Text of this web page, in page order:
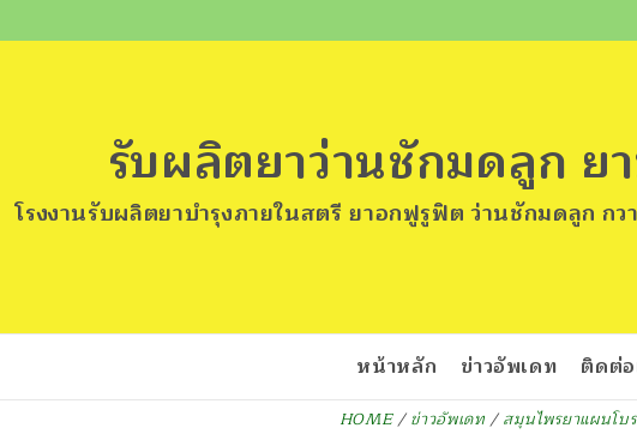
รับผลิตยาว่านชักมดลูก
โรงงานรับผลิตยาบำรุงภายในสตรี ยาอกฟูรูฟิต ว่านชักมดลูก กว
หน้าหลัก ข่าวอัพเดท ติดต่อ
HOME/ข่าวอัพเดท/สมุนไพรยาแผนโ